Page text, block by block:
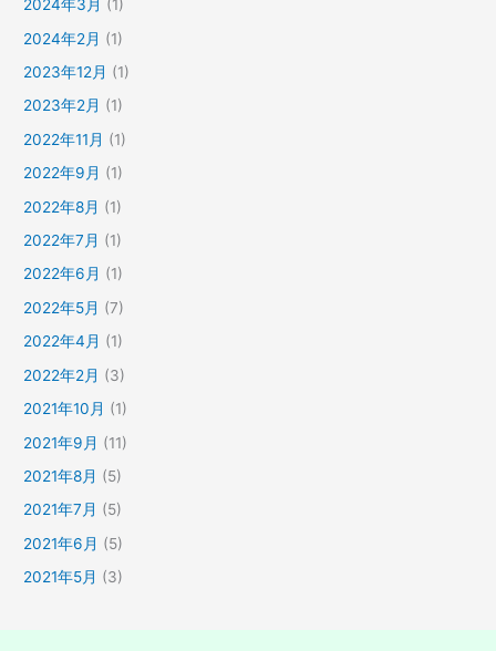
2024年3月 (1)
2024年2月 (1)
2023年12月 (1)
2023年2月 (1)
2022年11月 (1)
2022年9月 (1)
2022年8月 (1)
2022年7月 (1)
2022年6月 (1)
2022年5月 (7)
2022年4月 (1)
2022年2月 (3)
2021年10月 (1)
2021年9月 (11)
2021年8月 (5)
2021年7月 (5)
2021年6月 (5)
2021年5月 (3)